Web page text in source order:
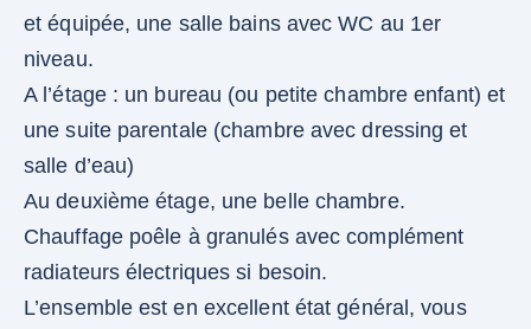
et équipée, une salle bains avec WC au 1er
niveau.
A l’étage : un bureau (ou petite chambre enfant) et
une suite parentale (chambre avec dressing et
salle d’eau)
Au deuxième étage, une belle chambre.
Chauffage poêle à granulés avec complément
radiateurs électriques si besoin.
L’ensemble est en excellent état général, vous